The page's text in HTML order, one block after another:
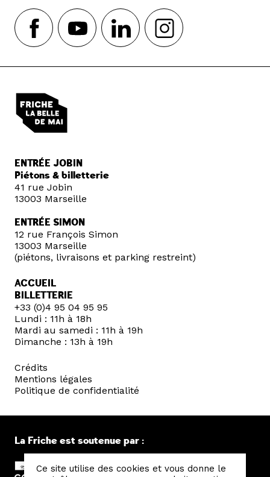
ENTRÉE JOBIN
Piétons & billetterie
41 rue Jobin
13003 Marseille
ENTRÉE SIMON
12 rue François Simon
13003 Marseille
(piétons, livraisons et parking restreint)
ACCUEIL
BILLETTERIE
+33 (0)4 95 04 95 95
Lundi : 11h à 18h
Mardi au samedi : 11h à 19h
Dimanche : 13h à 19h
Crédits
Mentions légales
Politique de confidentialité
La Friche est soutenue par :
Ce site utilise des cookies et vous donne le